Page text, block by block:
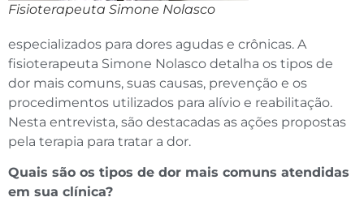
Fisioterapeuta Simone Nolasco
especializados para dores agudas e crônicas. A
fisioterapeuta Simone Nolasco detalha os tipos de
dor mais comuns, suas causas, prevenção e os
procedimentos utilizados para alívio e reabilitação.
Nesta entrevista, são destacadas as ações propostas
pela terapia para tratar a dor.
Quais são os tipos de dor mais comuns atendidas
em sua clínica?